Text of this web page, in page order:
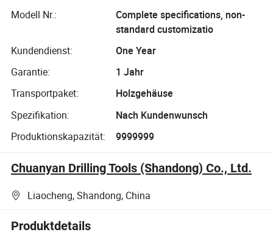
Modell Nr.:
Complete specifications, non-
standard customizatio
Kundendienst:
One Year
Garantie:
1 Jahr
Transportpaket:
Holzgehäuse
Spezifikation:
Nach Kundenwunsch
Produktionskapazität:
9999999
Chuanyan Drilling Tools (Shandong) Co., Ltd.
Liaocheng, Shandong, China
Produktdetails